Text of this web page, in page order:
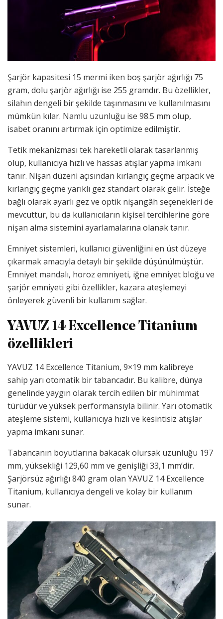
Şarjör kapasitesi 15 mermi iken boş şarjör ağırlığı 75
gram, dolu şarjör ağırlığı ise 255 gramdır. Bu özellikler,
silahın dengeli bir şekilde taşınmasını ve kullanılmasını
mümkün kılar. Namlu uzunluğu ise 98.5 mm olup,
isabet oranını artırmak için optimize edilmiştir.
Tetik mekanizması tek hareketli olarak tasarlanmış
olup, kullanıcıya hızlı ve hassas atışlar yapma imkanı
tanır. Nişan düzeni açısından kırlangıç geçme arpacık ve
kırlangıç geçme yarıklı gez standart olarak gelir. İsteğe
bağlı olarak ayarlı gez ve optik nişangâh seçenekleri de
mevcuttur, bu da kullanıcıların kişisel tercihlerine göre
nişan alma sistemini ayarlamalarına olanak tanır.
Emniyet sistemleri, kullanıcı güvenliğini en üst düzeye
çıkarmak amacıyla detaylı bir şekilde düşünülmüştür.
Emniyet mandalı, horoz emniyeti, iğne emniyet bloğu ve
şarjör emniyeti gibi özellikler, kazara ateşlemeyi
önleyerek güvenli bir kullanım sağlar.
YAVUZ 14 Excellence Titanium
özellikleri
YAVUZ 14 Excellence Titanium, 9×19 mm kalibreye
sahip yarı otomatik bir tabancadır. Bu kalibre, dünya
genelinde yaygın olarak tercih edilen bir mühimmat
türüdür ve yüksek performansıyla bilinir. Yarı otomatik
ateşleme sistemi, kullanıcıya hızlı ve kesintisiz atışlar
yapma imkanı sunar.
Tabancanın boyutlarına bakacak olursak uzunluğu 197
mm, yüksekliği 129,60 mm ve genişliği 33,1 mm’dir.
Şarjörsüz ağırlığı 840 gram olan YAVUZ 14 Excellence
Titanium, kullanıcıya dengeli ve kolay bir kullanım
sunar.